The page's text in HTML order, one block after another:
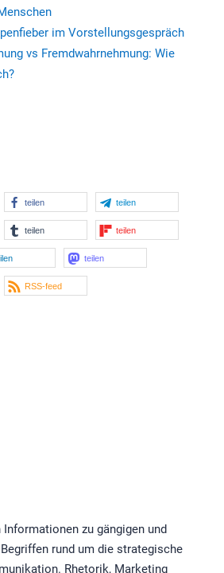
im Vorstellungsgespräch
vs Fremdwahrnehmung: Wie
teilen teilen
teilen teilen
teilen
RSS-feed
zu gängigen und
rund um die strategische
Rhetorik, Marketing